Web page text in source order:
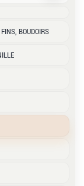
BOUDOIRS